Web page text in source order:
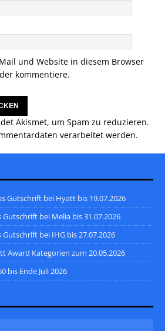
und Website in diesem Browser
kommentiere.
Akismet, um Spam zu reduzieren.
verarbeitet werden.
Gutschrift bei Hyatt bis 19.07.2026
Gutschrift bei Melia bis 31.07.2026
Gutschrift bei IHG bis 27.07.2026
Award Kategorien zum 20.05.2026
bis Ende Juli 2026